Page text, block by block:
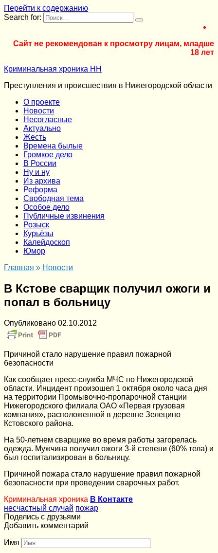
Перейти к содержанию
Search for:
Сайт не рекомендован к просмотру лицам, младше
18 лет
Криминальная хроника НН
Преступления и происшествия в Нижегородской области
О проекте
Новости
Несогласные
Актуально
Жесть
Времена былые
Громкое дело
В России
Ну и ну
Из архива
Реформа
Cвободная тема
Особое дело
Публичные извинения
Розыск
Курьёзы
Калейдоскоп
Юмор
Главная » Новости
В Кстове сварщик получил ожоги и
попал в больницу
Опубликовано 02.10.2012
Причиной стало нарушение правил пожарной
безопасности
Как сообщает пресс-служба МЧС по Нижегородской
области. Инцидент произошел 1 октября около часа дня
на территории Промывочно-пропарочной станции
Нижегородского филиала ОАО «Первая грузовая
компания», расположенной в деревне Зелецино
Кстовского района.
На 50-летнем сварщике во время работы загорелась
одежда. Мужчина получил ожоги 3-й степени (60% тела) и
был госпитализирован в больницу.
Причиной пожара стало нарушение правил пожарной
безопасности при проведении сварочных работ.
Криминальная хроника В Контакте
несчастный случай пожар
Поделись с друзьями
Добавить комментарий
Имя